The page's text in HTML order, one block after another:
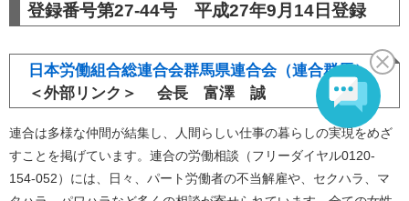
登録番号第27-44号 平成27年9月14日登録
日本労働組合総連合会群馬県連合会（連合群馬）
＜外部リンク＞
会長 富澤 誠
連合は多様な仲間が結集し、人間らしい仕事の暮らしの実現をめざ
すことを掲げています。連合の労働相談（フリーダイヤル0120-
154-052）には、日々、パート労働者の不当解雇や、セクハラ、マ